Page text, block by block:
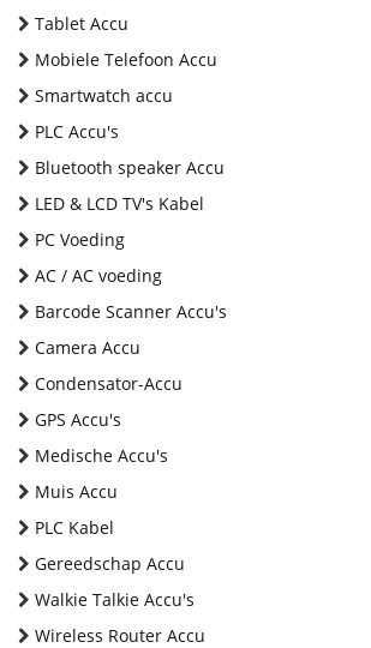
Tablet Accu
Mobiele Telefoon Accu
Smartwatch accu
PLC Accu's
Bluetooth speaker Accu
LED & LCD TV's Kabel
PC Voeding
AC / AC voeding
Barcode Scanner Accu's
Camera Accu
Condensator-Accu
GPS Accu's
Medische Accu's
Muis Accu
PLC Kabel
Gereedschap Accu
Walkie Talkie Accu's
Wireless Router Accu